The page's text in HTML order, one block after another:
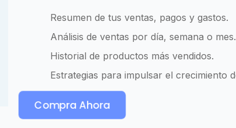
Resumen de tus ventas, pagos y gastos.
Análisis de ventas por día, semana o mes.
Historial de productos más vendidos.
Estrategias para impulsar el crecimiento
Compra Ahora